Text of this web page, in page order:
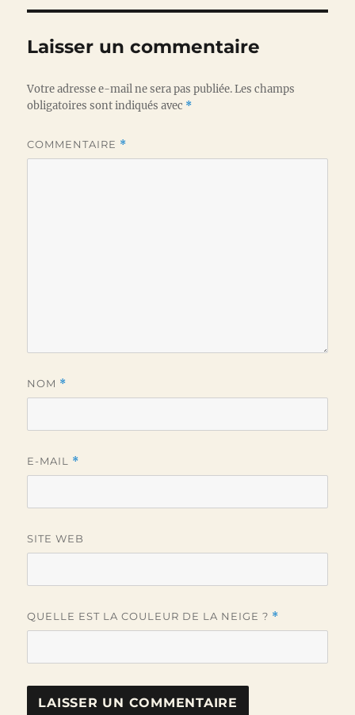
Laisser un commentaire
Votre adresse e-mail ne sera pas publiée. Les champs
obligatoires sont indiqués avec *
COMMENTAIRE *
NOM *
E-MAIL *
SITE WEB
QUELLE EST LA COULEUR DE LA NEIGE ? *